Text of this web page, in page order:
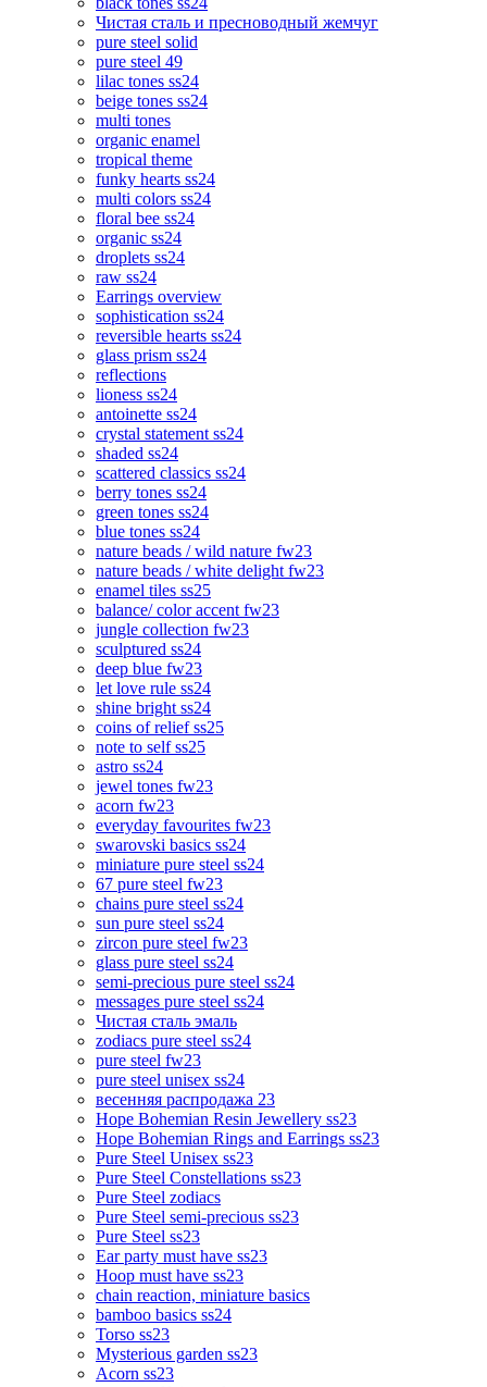
Чистая сталь и пресноводный жемчуг
pure steel solid
pure steel 49
lilac tones ss24
beige tones ss24
multi tones
organic enamel
tropical theme
funky hearts ss24
multi colors ss24
floral bee ss24
organic ss24
droplets ss24
raw ss24
Earrings overview
sophistication ss24
reversible hearts ss24
glass prism ss24
reflections
lioness ss24
antoinette ss24
crystal statement ss24
shaded ss24
scattered classics ss24
berry tones ss24
green tones ss24
blue tones ss24
nature beads / wild nature fw23
nature beads / white delight fw23
enamel tiles ss25
balance/ color accent fw23
jungle collection fw23
sculptured ss24
deep blue fw23
let love rule ss24
shine bright ss24
coins of relief ss25
note to self ss25
astro ss24
jewel tones fw23
acorn fw23
everyday favourites fw23
swarovski basics ss24
miniature pure steel ss24
67 pure steel fw23
chains pure steel ss24
sun pure steel ss24
zircon pure steel fw23
glass pure steel ss24
semi-precious pure steel ss24
messages pure steel ss24
Чистая сталь эмаль
zodiacs pure steel ss24
pure steel fw23
pure steel unisex ss24
весенняя распродажа 23
Hope Bohemian Resin Jewellery ss23
Hope Bohemian Rings and Earrings ss23
Pure Steel Unisex ss23
Pure Steel Constellations ss23
Pure Steel zodiacs
Pure Steel semi-precious ss23
Pure Steel ss23
Ear party must have ss23
Hoop must have ss23
chain reaction, miniature basics
bamboo basics ss24
Torso ss23
Mysterious garden ss23
Acorn ss23